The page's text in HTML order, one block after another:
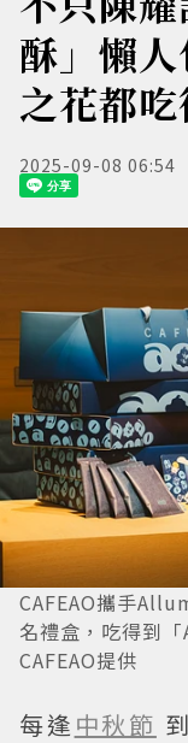
酥」懶
之花都
2025-09-08 06:54
CAFEAO攜手
名禮盒，吃得到
CAFEAO提供
每逢 中秋節